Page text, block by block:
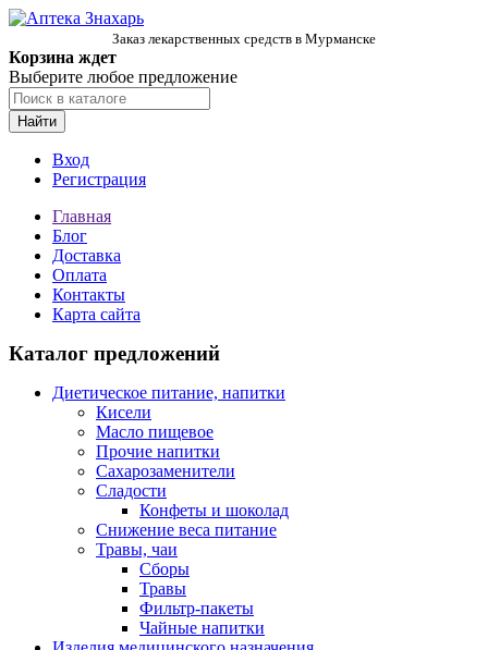
Заказ лекарственных средств в Мурманске
Корзина ждет
Выберите любое предложение
Найти
Вход
Регистрация
Главная
Блог
Доставка
Оплата
Контакты
Карта сайта
Каталог предложений
Диетическое питание, напитки
Кисели
Масло пищевое
Прочие напитки
Сахарозаменители
Сладости
Конфеты и шоколад
Снижение веса питание
Травы, чаи
Сборы
Травы
Фильтр-пакеты
Чайные напитки